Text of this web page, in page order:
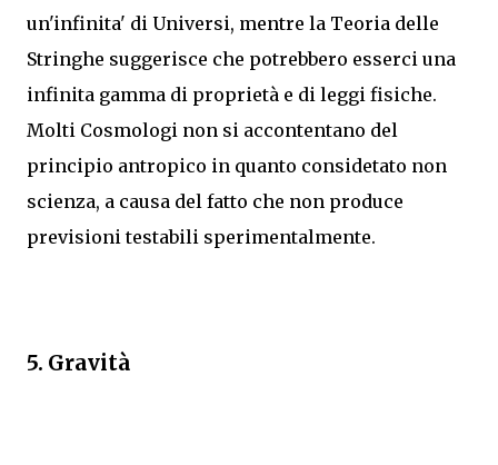
un'infinita' di Universi, mentre la Teoria delle
Stringhe suggerisce che potrebbero esserci una
infinita gamma di proprietà e di leggi fisiche.
Molti Cosmologi non si accontentano del
principio antropico in quanto considetato non
scienza, a causa del fatto che non produce
previsioni testabili sperimentalmente.
5. Gravità